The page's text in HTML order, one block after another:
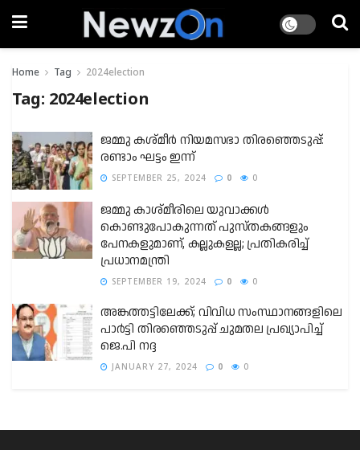
Home Tag 2024election
Tag: 2024election
ജമ്മു കശ്മീർ നിയമസഭാ തിരഞ്ഞെടുപ്പ്:
രണ്ടാം ഘട്ടം ഇന്ന്
SEPTEMBER 25, 2024 0 0
ജമ്മു കാശ്മീരിലെ യുവാക്കൾ
കൊണ്ടുപോകുന്നത് പുസ്തകങ്ങളും
പേനകളുമാണ്, കല്ലുകളല്ല; പ്രതികരിച്ച്
പ്രധാനമന്ത്രി
SEPTEMBER 19, 2024 0 0
അങ്കത്തട്ടിലേക്ക്; വിവിധ സംസ്ഥാനങ്ങളിലെ
പാർട്ടി തിരഞ്ഞെടുപ്പ് ചുമതല പ്രഖ്യാപിച്ച്
ജെ.പി നദ്ദ
JANUARY 27, 2024 0 0